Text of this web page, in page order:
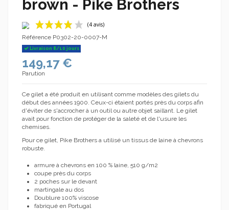
brown - Pike Brothers
(4 avis)
Référence P0302-20-0007-M
Livraison 8/10 jours
149,17 €
Parution
Ce gilet a été produit en utilisant comme modèles des gilets du
début des années 1900. Ceux-ci étaient portés près du corps afin
d'éviter de s'accrocher à un outil ou autre objet saillant. Le gilet
avait pour fonction de protéger de la saleté et de l'usure les
chemises.
Pour ce gilet, Pike Brothers a utilisé un tissus de laine à chevrons
robuste.
armure à chevrons en 100 % laine, 510 g/m2
coupe près du corps
2 poches sur le devant
martingale au dos
Doublure 100% viscose
fabriqué en Portugal